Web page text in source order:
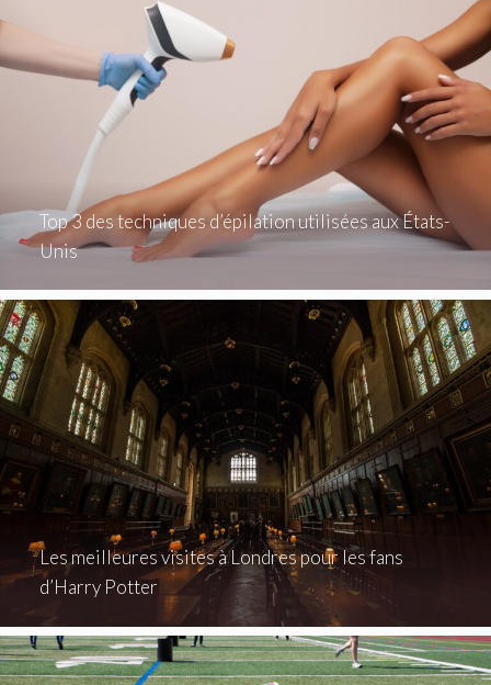
Top 3 des techniques d’épilation utilisées aux États-
Unis
Les meilleures visites à Londres pour les fans
d’Harry Potter